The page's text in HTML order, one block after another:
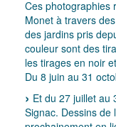
Ces photographies
Monet à travers
des jardins pris
couleur sont des
les tirages en noir
Du 8 juin au 31
Et du 27 juillet au
Signac. Dessins de